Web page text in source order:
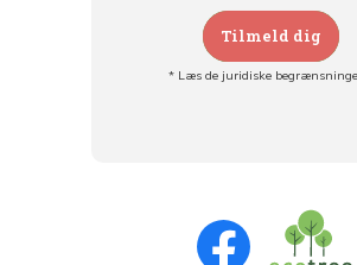
Tilmeld dig
* Læs de juridiske